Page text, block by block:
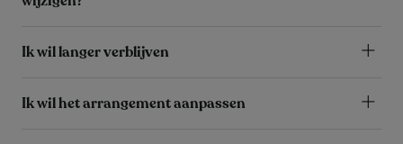
Ik wil langer verblijven
Ik wil het arrangement aanpassen